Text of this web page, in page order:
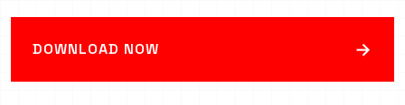
DOWNLOAD NOW →